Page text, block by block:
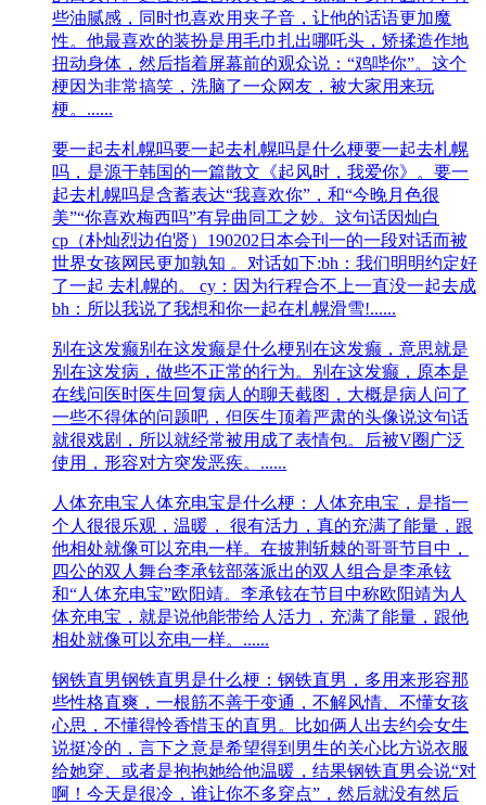
些油腻感，同时也喜欢用夹子音，让他的话语更加魔
性。他最喜欢的装扮是用毛巾扎出哪吒头，矫揉造作地
扭动身体，然后指着屏幕前的观众说：“鸡哔你”。这个
梗因为非常搞笑，洗脑了一众网友，被大家用来玩
梗。......
要一起去札幌吗要一起去札幌吗是什么梗要一起去札幌
吗，是源于韩国的一篇散文《起风时，我爱你》。要一
起去札幌吗是含蓄表达“我喜欢你”，和“今晚月色很
美”“你喜欢梅西吗”有异曲同工之妙。这句话因灿白
cp（朴灿烈边伯贤）190202日本会刊一的一段对话而被
世界女孩网民更加孰知 。对话如下:bh：我们明明约定好
了一起 去札幌的。 cy：因为行程合不上一直没一起去成
bh：所以我说了我想和你一起在札幌滑雪!......
别在这发癫别在这发癫是什么梗别在这发癫，意思就是
别在‌‌‌‌‌‌‌‌‌‌‌‌‌这发病，做些不正常的行为。别在这发癫，原本是
在线问医时医生回复病人的聊天截图，大概是病人问了
一些不得体的问题吧，但医生顶着严肃的头像说这句话
就很戏剧，所以就经常被用成了表情包。后被V圈广泛
使用，形容对方突发恶疾。......
人体充电宝 人体充电宝是什么梗：人体充电宝，是指一
个人很很乐观，温暖， 很有活力，真的充满了能量，跟
他相处就像可以充电一样。在披荆斩棘的哥哥节目中，
四公的双人舞台李承铉部落派出的双人组合是李承铉
和“人体充电宝”欧阳靖。李承铉在节目中称欧阳靖为人
体充电宝，就是说他能带给人活力，充满了能量，跟他
相处就像可以充电一样。......
钢铁直男钢铁直男是什么梗：钢铁直男，多用来形容那
些性格直爽，一根筋不善于变通，不解风情、不懂女孩
心思，不懂得怜香惜玉的直男。比如俩人出去约会女生
说挺冷的，言下之意是希望得到男生的关心比方说衣服
给她穿、或者是抱抱她给他温暖，结果钢铁直男会说“对
啊！今天是很冷，谁让你不多穿点”，然后就没有然后